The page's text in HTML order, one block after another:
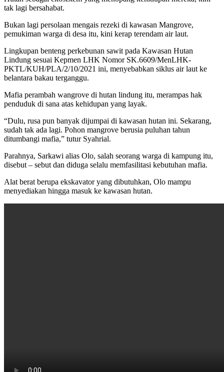
tak lagi bersahabat.
Bukan lagi persolaan mengais rezeki di kawasan Mangrove,
pemukiman warga di desa itu, kini kerap terendam air laut.
Lingkupan benteng perkebunan sawit pada Kawasan Hutan
Lindung sesuai Kepmen LHK Nomor SK.6609/MenLHK-
PKTL/KUH/PLA/2/10/2021 ini, menyebabkan siklus air laut ke
belantara bakau terganggu.
Mafia perambah wangrove di hutan lindung itu, merampas hak
penduduk di sana atas kehidupan yang layak.
“Dulu, rusa pun banyak dijumpai di kawasan hutan ini. Sekarang,
sudah tak ada lagi. Pohon mangrove berusia puluhan tahun
ditumbangi mafia,” tutur Syahrial.
Parahnya, Sarkawi alias Olo, salah seorang warga di kampung itu,
disebut – sebut dan diduga selalu memfasilitasi kebutuhan mafia.
Alat berat berupa ekskavator yang dibutuhkan, Olo mampu
menyediakan hingga masuk ke kawasan hutan.